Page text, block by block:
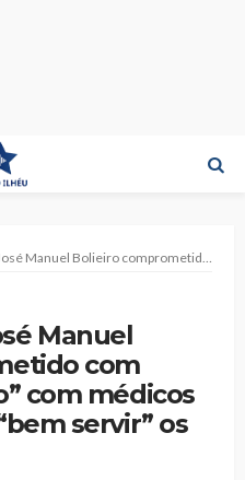
com “diálogo frutuoso” com médicos dos Açores para “bem servir” os utentes
Manuel
com
com médicos
servir” os